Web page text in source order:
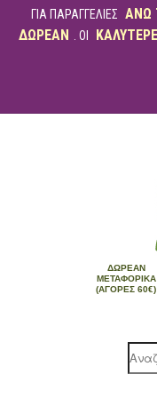
ΓΙΑ ΠΑΡΑΓΓΕΛΙΕΣ ΑΝΩ
ΔΩΡΕΑΝ . ΟΙ
ΔΩΡΕΆΝ
ΜΕΤΑΦΟΡΙΚΆ
(ΑΓΟΡΈΣ 60€)